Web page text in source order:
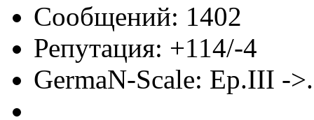
Сообщений: 1402
Репутация: +114/-4
GermaN-Scale: Ep.III -